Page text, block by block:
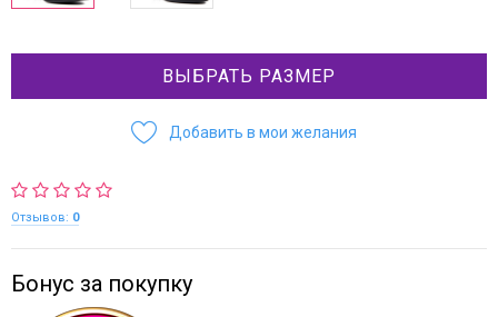
ВЫБРАТЬ РАЗМЕР
Добавить в мои желания
Отзывов: 0
Бонус за покупку